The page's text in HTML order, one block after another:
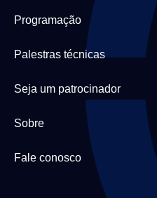
Programação
Palestras técnicas
Seja um patrocinador
Sobre
Fale conosco